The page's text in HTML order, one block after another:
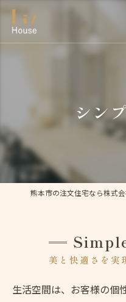
シン
美と快適さを実
生活空間は、お客様の個